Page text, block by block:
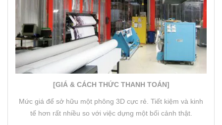
[GIÁ & CÁCH THỨC THANH TOÁN]
Mức giá để sở hữu một phông 3D cực rẻ. Tiết kiệm và kinh
tế hơn rất nhiều so với việc dựng một bối cảnh thật.